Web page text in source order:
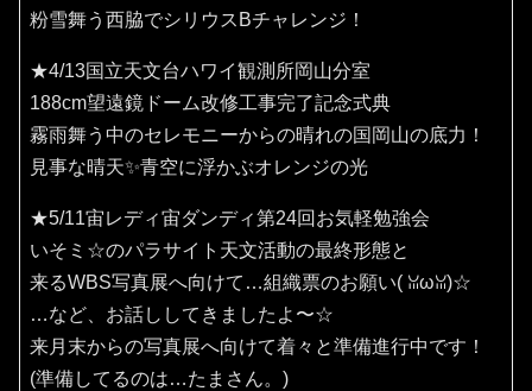
粉雪舞う西脇でシリウスBチャレンジ！
★4/13国立天文台ハワイ観測所岡山分室
188cm望遠鏡ドーム改修工事完了記念式典
霧雨舞う中のセレモニーからの晴れの国岡山の底力！
見事な晴天✨️青空に浮かぶオレンジの光
★5/11宙レディ宙ダンディ第24回お気軽勉強会
いそミ☆のパラサイト天文活動の最終形態と
来るWBS写真展へ向けて…組織票のお願い(⁠ ⁠ꈍ⁠ω⁠ꈍ⁠)☆
…など、お話ししてきましたよ〜☆
来月末からの写真展へ向けて着々と準備進行中です！
(準備してるのは…たまさん。)